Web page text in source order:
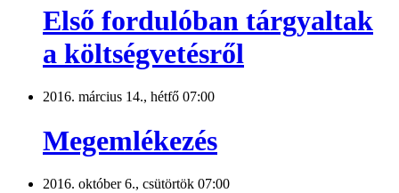
Első fordulóban tárgyaltak
a költségvetésről
2016. március 14., hétfő 07:00
Megemlékezés
2016. október 6., csütörtök 07:00